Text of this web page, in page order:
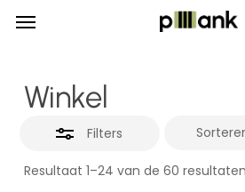
Skip
content
Menu
Winkel
Filters
Resultaat 1–24 van de 60
Menu